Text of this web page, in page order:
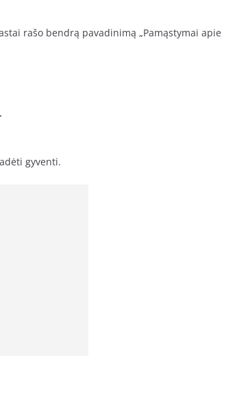
rašo bendrą pavadinimą „Pamąstymai apie
gyventi.